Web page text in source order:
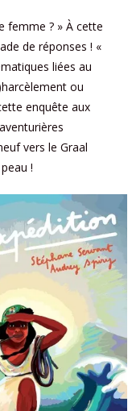
femme ? » À cette
de réponses ! «
liées au
ou
enquête aux
vers le Graal
!